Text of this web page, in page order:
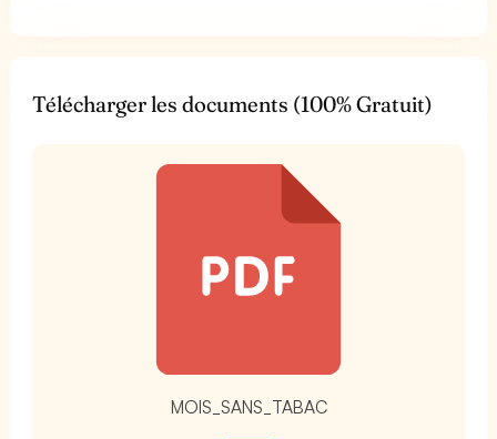
Télécharger les documents (100% Gratuit)
MOIS_SANS_TABAC